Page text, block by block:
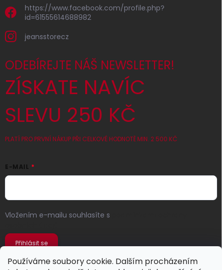
Používáme soubory cookie. Dalším procházením
https://www.facebook.com/profile.php?
id=61555614688982
jeansstorecz
ODEBÍREJTE NÁŠ NEWSLETTER!
ZÍSKATE NAVÍC
SLEVU 250 KČ
PLATÍ PRO PRVNÍ NÁKUP PŘI CELKOVÉ HODNOTĚ MIN. 2 500 KČ
E-MAIL
Vložením e-mailu souhlasíte s
Přihlásit se